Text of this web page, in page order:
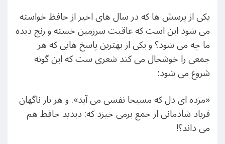
یکی از پرسش ها که در سال های اخیر از حافظ خواسته
می شود این است که عاقبت سرزمین خسته و رنج دیده
ما چه می شود؟ و یکی از بهترین پاسخ هایی که هر
جمعی را خوشحال می کند شعری ست که این گونه
شروع می شود:
«مژده ای دل که مسیحا نفسی می آید». و هر بار ناگهان
فریاد شادمانی از جمع برمی خیزد که: دیدید حافظ هم
می داند؟!